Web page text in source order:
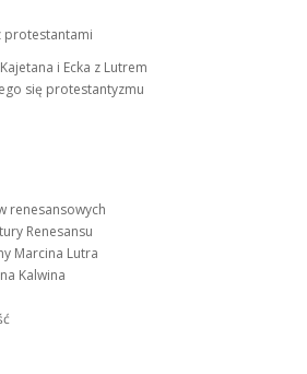
protestantami
i Ecka z Lutrem
się protestantyzmu
renesansowych
Renesansu
Marcina Lutra
Kalwina